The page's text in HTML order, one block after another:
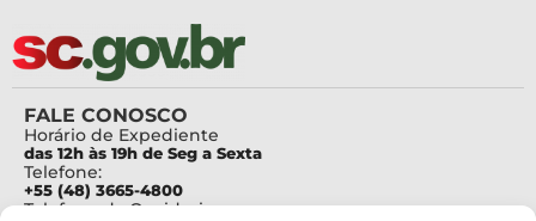
FALE CONOSCO
Horário de Expediente
das 12h às 19h de Seg a Sexta
Telefone:
+55 (48) 3665-4800
Telefone da Ouvidoria